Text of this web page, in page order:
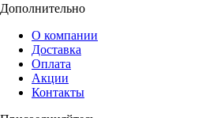
Дополнительно
О компании
Доставка
Оплата
Акции
Контакты